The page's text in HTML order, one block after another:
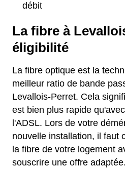
débit
La fibre à
éligibilité
La fibre optique est la
meilleur ratio de bande
Levallois-Perret. Cela
est bien plus rapide
l'ADSL. Lors de votre
nouvelle installation, il faut
la fibre de votre logement
souscrire une offre